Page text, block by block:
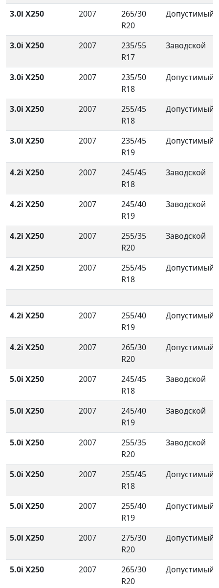
3.0i X250 2007
265/30
R20
Допустимый
3.0i X250 2007
235/55
R17
Заводской
3.0i X250 2007
235/50
R18
Допустимый
3.0i X250 2007
255/45
R18
Допустимый
3.0i X250 2007
235/45
R19
Допустимый
4.2i X250 2007
245/45
R18
Заводской
4.2i X250 2007
245/40
R19
Заводской
4.2i X250 2007
255/35
R20
Заводской
4.2i X250 2007
255/45
R18
Допустимый
4.2i X250 2007
255/40
R19
Допустимый
4.2i X250 2007
265/30
R20
Допустимый
5.0i X250 2007
245/45
R18
Заводской
5.0i X250 2007
245/40
R19
Заводской
5.0i X250 2007
255/35
R20
Заводской
5.0i X250 2007
255/45
R18
Допустимый
5.0i X250 2007
255/40
R19
Допустимый
5.0i X250 2007
275/30
R20
Допустимый
5.0i X250 2007
265/30
R20
Допустимый